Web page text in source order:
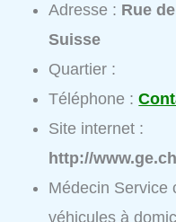
Adresse : Rue
Suisse
Quartier :
Téléphone :
Site internet :
http://
Médecin Service
véhicules à